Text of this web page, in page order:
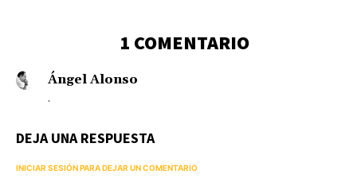
1 COMENTARIO
Ángel Alonso
.
DEJA UNA RESPUESTA
INICIAR SESIÓN PARA DEJAR UN COMENTARIO